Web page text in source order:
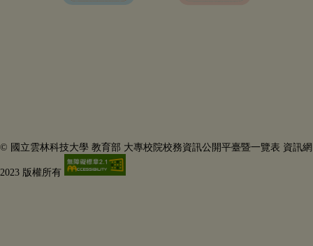
© 國立雲林科技大學 教育部 大專校院校務資訊公開平臺暨一覽表 資訊網
2023 版權所有